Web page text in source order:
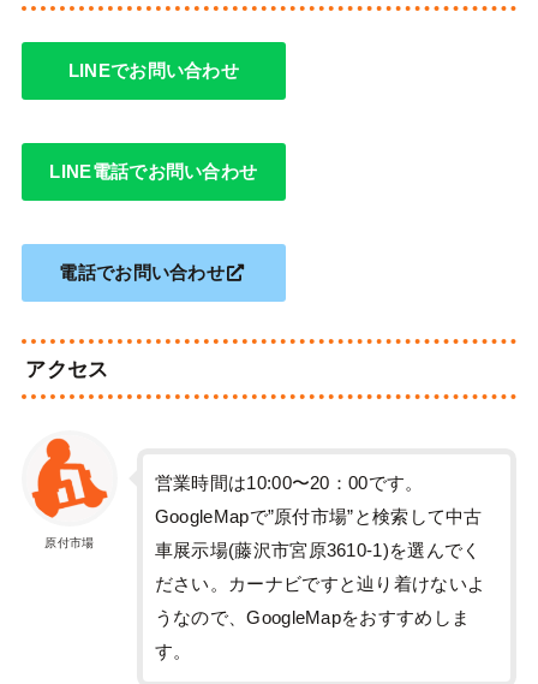
LINEでお問い合わせ
LINE電話でお問い合わせ
電話でお問い合わせ
アクセス
原付市場
営業時間は10:00〜20：00です。
GoogleMapで”原付市場”と検索して中古
車展示場(藤沢市宮原3610-1)を選んでく
ださい。カーナビですと辿り着けないよ
うなので、GoogleMapをおすすめしま
す。